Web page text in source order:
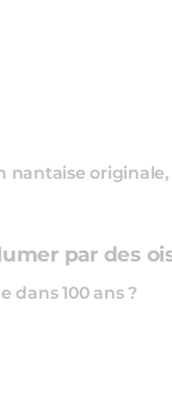
originale,
par des
dans 100 ans ?